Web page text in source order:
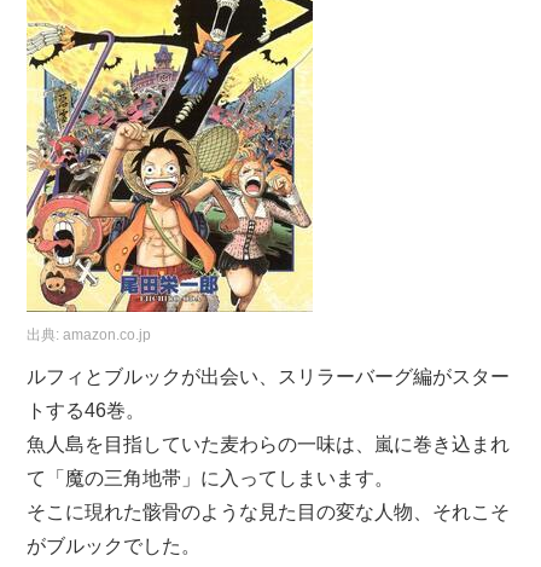
出典:amazon.co.jp
ルフィとブルックが出会い、スリラーバーグ編がスター
トする46巻。
魚人島を目指していた麦わらの一味は、嵐に巻き込まれ
て「魔の三角地帯」に入ってしまいます。
そこに現れた骸骨のような見た目の変な人物、それこそ
がブルックでした。